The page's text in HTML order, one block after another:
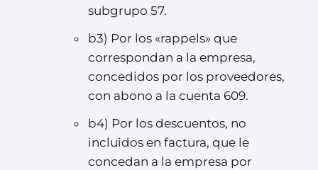
subgrupo 57.
b3) Por los «rappels» que
correspondan a la empresa,
concedidos por los proveedores,
con abono a la cuenta 609.
b4) Por los descuentos, no
incluidos en factura, que le
concedan a la empresa por